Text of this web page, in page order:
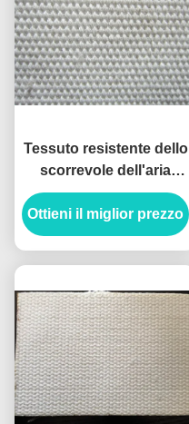
Tessuto resistente dello
scorrevole dell'aria
dello strappo, tipo
tessuto medio cinghia
di Airslide
Ottieni il miglior prezzo